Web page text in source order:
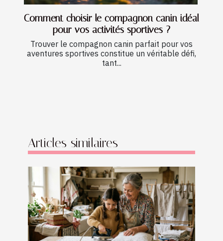
Comment choisir le compagnon canin idéal
pour vos activités sportives ?
Trouver le compagnon canin parfait pour vos
aventures sportives constitue un véritable défi,
tant...
Articles similaires